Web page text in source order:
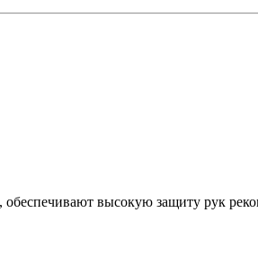
высокую защиту рук